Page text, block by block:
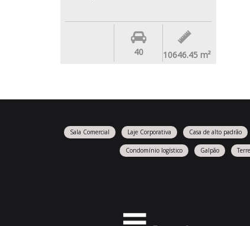
40 10646.45 m²
Sala Comercial Laje Corporativa Casa de alto padrão
Condomínio logístico Galpão